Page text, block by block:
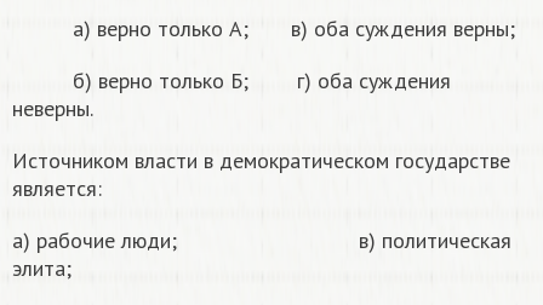
а) верно только А; в) оба суждения верны;
б) верно только Б; г) оба суждения
неверны.
Источником власти в демократическом государстве
является:
а) рабочие люди; в) политическая
элита;